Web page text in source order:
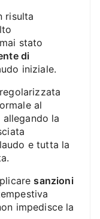
risulta
stato
di
iniziale.
al
allegando la
e tutta la
sanzioni
impedisce la